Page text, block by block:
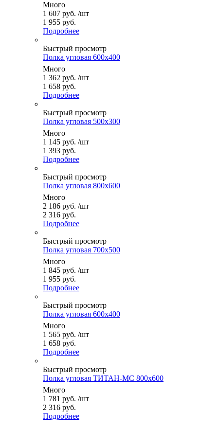
Много
1 607 руб. /шт
1 955 руб.
Подробнее
Быстрый просмотр
Полка угловая 600x400
Много
1 362 руб. /шт
1 658 руб.
Подробнее
Быстрый просмотр
Полка угловая 500x300
Много
1 145 руб. /шт
1 393 руб.
Подробнее
Быстрый просмотр
Полка угловая 800x600
Много
2 186 руб. /шт
2 316 руб.
Подробнее
Быстрый просмотр
Полка угловая 700x500
Много
1 845 руб. /шт
1 955 руб.
Подробнее
Быстрый просмотр
Полка угловая 600x400
Много
1 565 руб. /шт
1 658 руб.
Подробнее
Быстрый просмотр
Полка угловая ТИТАН-МС 800x600
Много
1 781 руб. /шт
2 316 руб.
Подробнее